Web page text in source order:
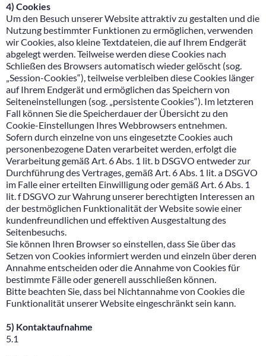
4) Cookies
Um den Besuch unserer Website attraktiv zu gestalten und die
Nutzung bestimmter Funktionen zu ermöglichen, verwenden
wir Cookies, also kleine Textdateien, die auf Ihrem Endgerät
abgelegt werden. Teilweise werden diese Cookies nach
Schließen des Browsers automatisch wieder gelöscht (sog.
„Session-Cookies“), teilweise verbleiben diese Cookies länger
auf Ihrem Endgerät und ermöglichen das Speichern von
Seiteneinstellungen (sog. „persistente Cookies“). Im letzteren
Fall können Sie die Speicherdauer der Übersicht zu den
Cookie-Einstellungen Ihres Webbrowsers entnehmen.
Sofern durch einzelne von uns eingesetzte Cookies auch
personenbezogene Daten verarbeitet werden, erfolgt die
Verarbeitung gemäß Art. 6 Abs. 1 lit. b DSGVO entweder zur
Durchführung des Vertrages, gemäß Art. 6 Abs. 1 lit. a DSGVO
im Falle einer erteilten Einwilligung oder gemäß Art. 6 Abs. 1
lit. f DSGVO zur Wahrung unserer berechtigten Interessen an
der bestmöglichen Funktionalität der Website sowie einer
kundenfreundlichen und effektiven Ausgestaltung des
Seitenbesuchs.
Sie können Ihren Browser so einstellen, dass Sie über das
Setzen von Cookies informiert werden und einzeln über deren
Annahme entscheiden oder die Annahme von Cookies für
bestimmte Fälle oder generell ausschließen können.
Bitte beachten Sie, dass bei Nichtannahme von Cookies die
Funktionalität unserer Website eingeschränkt sein kann.
5) Kontaktaufnahme
5.1